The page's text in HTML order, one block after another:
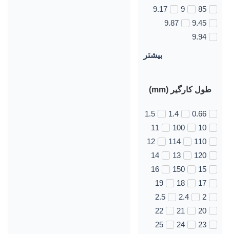
85
9
9.17
9.45
9.87
9.94
بیشتر
طول کارگیر (mm)
0.66
1.4
1.5
10
100
11
110
114
12
120
13
14
15
150
16
17
18
19
2
2.4
2.5
20
21
22
23
24
25